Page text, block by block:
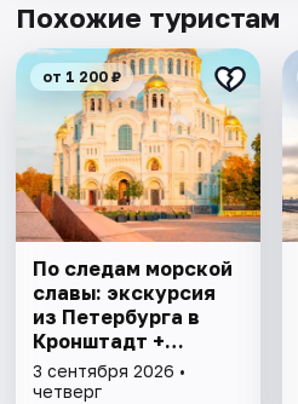
Похожие туристам
от 1 200 ₽
По следам морской
славы: экскурсия
из Петербурга в
Кронштадт +
прогулка на
теплоходе
3 сентября 2026 •
четверг